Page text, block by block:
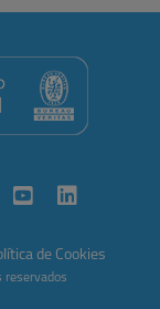
de Cookies
reservados